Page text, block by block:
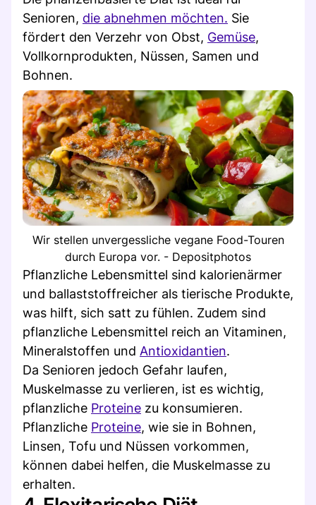
Senioren, die abnehmen möchten. Sie
fördert den Verzehr von Obst, Gemüse,
Vollkornprodukten, Nüssen, Samen und
Bohnen.
Wir stellen unvergessliche vegane Food-Touren
durch Europa vor. - Depositphotos
Pflanzliche Lebensmittel sind kalorienärmer
und ballaststoffreicher als tierische Produkte,
was hilft, sich satt zu fühlen. Zudem sind
pflanzliche Lebensmittel reich an Vitaminen,
Mineralstoffen und Antioxidantien.
Da Senioren jedoch Gefahr laufen,
Muskelmasse zu verlieren, ist es wichtig,
pflanzliche Proteine zu konsumieren.
Pflanzliche Proteine, wie sie in Bohnen,
Linsen, Tofu und Nüssen vorkommen,
können dabei helfen, die Muskelmasse zu
erhalten.